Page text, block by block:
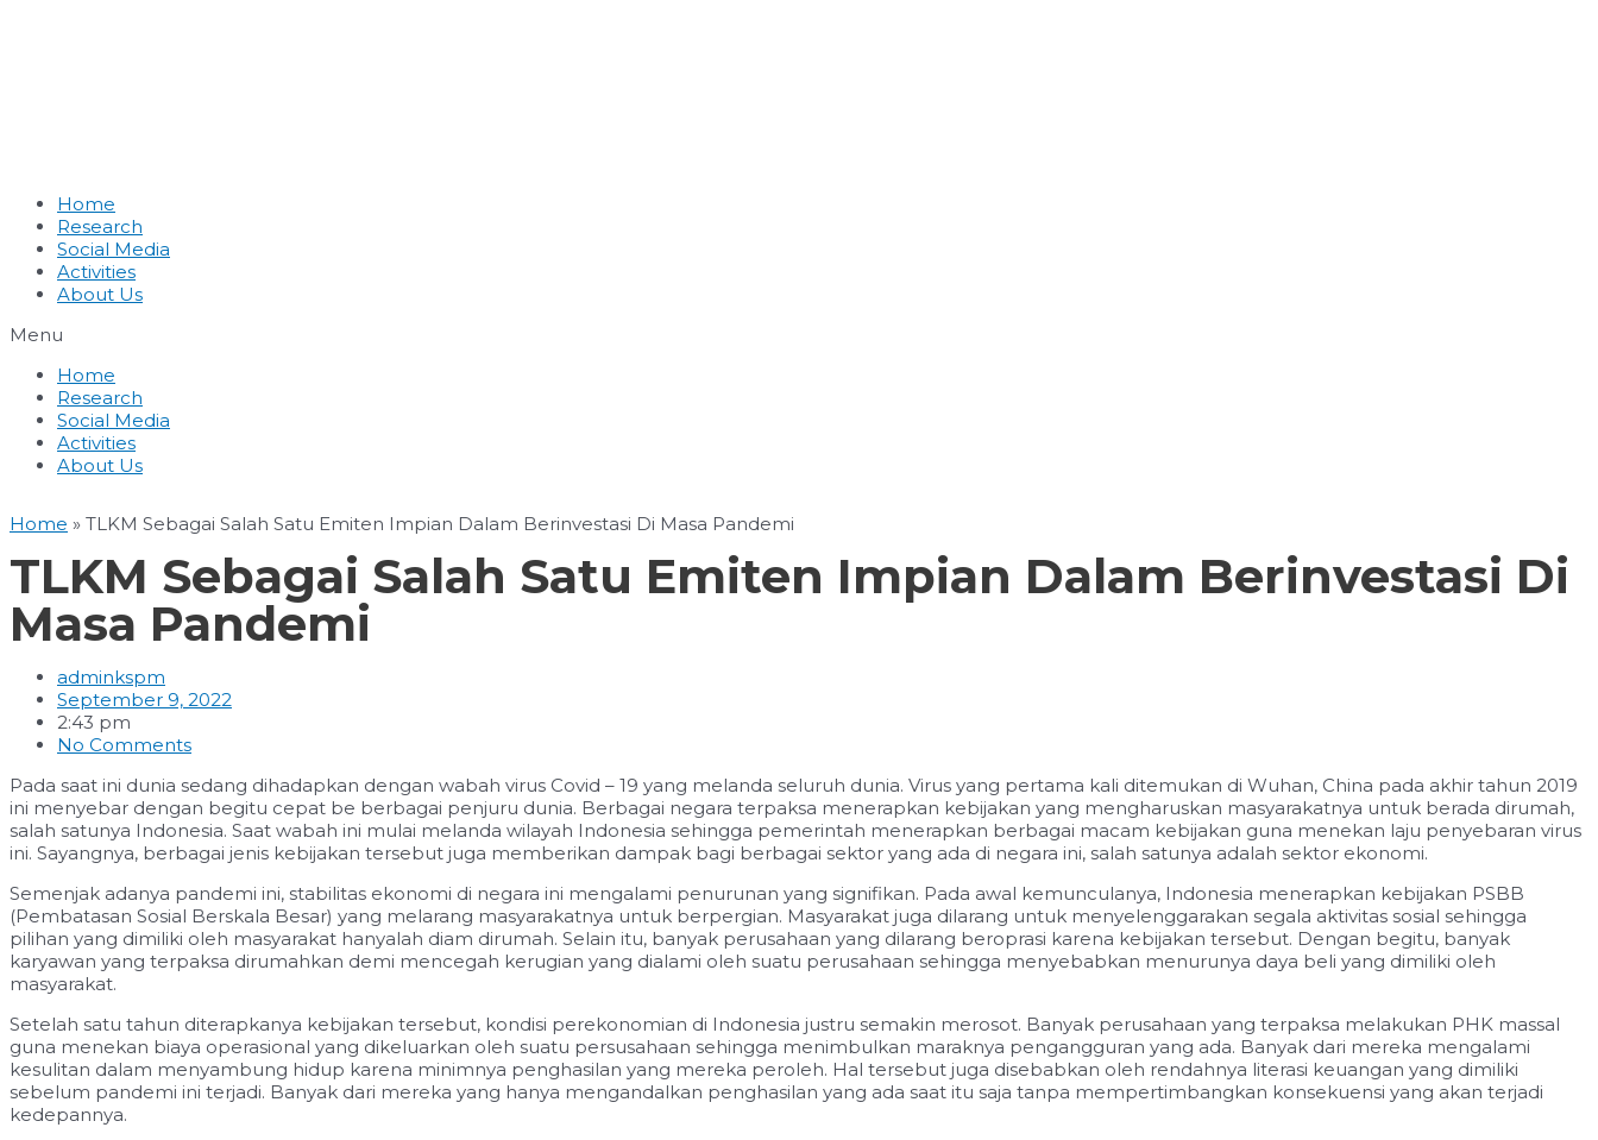
Home
Research
Social Media
Activities
About Us
Menu
Home
Research
Social Media
Activities
About Us
Home » TLKM Sebagai Salah Satu Emiten Impian Dalam Berinvestasi Di Masa Pandemi
TLKM Sebagai Salah Satu Emiten Impian Dalam Berinvestasi Di
Masa Pandemi
adminkspm
September 9, 2022
2:43 pm
No Comments
Pada saat ini dunia sedang dihadapkan dengan wabah virus Covid – 19 yang melanda seluruh dunia. Virus yang pertama kali ditemukan di Wuhan, China pada akhir tahun 2019
ini menyebar dengan begitu cepat be berbagai penjuru dunia. Berbagai negara terpaksa menerapkan kebijakan yang mengharuskan masyarakatnya untuk berada dirumah,
salah satunya Indonesia. Saat wabah ini mulai melanda wilayah Indonesia sehingga pemerintah menerapkan berbagai macam kebijakan guna menekan laju penyebaran virus
ini. Sayangnya, berbagai jenis kebijakan tersebut juga memberikan dampak bagi berbagai sektor yang ada di negara ini, salah satunya adalah sektor ekonomi.
Semenjak adanya pandemi ini, stabilitas ekonomi di negara ini mengalami penurunan yang signifikan. Pada awal kemunculanya, Indonesia menerapkan kebijakan PSBB
(Pembatasan Sosial Berskala Besar) yang melarang masyarakatnya untuk berpergian. Masyarakat juga dilarang untuk menyelenggarakan segala aktivitas sosial sehingga
pilihan yang dimiliki oleh masyarakat hanyalah diam dirumah. Selain itu, banyak perusahaan yang dilarang beroprasi karena kebijakan tersebut. Dengan begitu, banyak
karyawan yang terpaksa dirumahkan demi mencegah kerugian yang dialami oleh suatu perusahaan sehingga menyebabkan menurunya daya beli yang dimiliki oleh
masyarakat.
Setelah satu tahun diterapkanya kebijakan tersebut, kondisi perekonomian di Indonesia justru semakin merosot. Banyak perusahaan yang terpaksa melakukan PHK massal
guna menekan biaya operasional yang dikeluarkan oleh suatu persusahaan sehingga menimbulkan maraknya pengangguran yang ada. Banyak dari mereka mengalami
kesulitan dalam menyambung hidup karena minimnya penghasilan yang mereka peroleh. Hal tersebut juga disebabkan oleh rendahnya literasi keuangan yang dimiliki
sebelum pandemi ini terjadi. Banyak dari mereka yang hanya mengandalkan penghasilan yang ada saat itu saja tanpa mempertimbangkan konsekuensi yang akan terjadi
kedepannya.